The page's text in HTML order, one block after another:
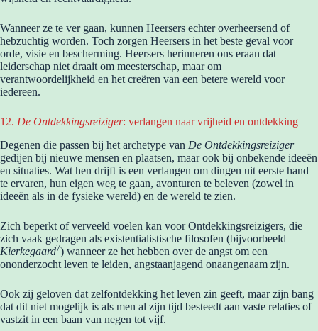
Wanneer ze te ver gaan, kunnen Heersers echter overheersend of
hebzuchtig worden. Toch zorgen Heersers in het beste geval voor
orde, visie en bescherming. Heersers herinneren ons eraan dat
leiderschap niet draait om meesterschap, maar om
verantwoordelijkheid en het creëren van een betere wereld voor
iedereen.
12. De Ontdekkingsreiziger: verlangen naar vrijheid en ontdekking
Degenen die passen bij het archetype van De Ontdekkingsreiziger
gedijen bij nieuwe mensen en plaatsen, maar ook bij onbekende ideeën
en situaties. Wat hen drijft is een verlangen om dingen uit eerste hand
te ervaren, hun eigen weg te gaan, avonturen te beleven (zowel in
ideeën als in de fysieke wereld) en de wereld te zien.
Zich beperkt of verveeld voelen kan voor Ontdekkingsreizigers, die
zich vaak gedragen als existentialistische filosofen (bijvoorbeeld
Kierkegaard7) wanneer ze het hebben over de angst om een
ononderzocht leven te leiden, angstaanjagend onaangenaam zijn.
Ook zij geloven dat zelfontdekking het leven zin geeft, maar zijn bang
dat dit niet mogelijk is als men al zijn tijd besteedt aan vaste relaties of
vastzit in een baan van negen tot vijf.